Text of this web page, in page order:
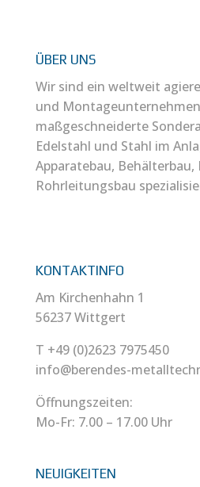
ÜBER UNS
Wir sind ein weltweit
und
maßgeschneiderte
Edelstahl und Stahl im
Apparatebau,
Rohrleitungsbau
KONTAKTINFO
Am Kirchenhahn 1
56237 Wittgert
T +49 (0)2623 7975450
info@berendes-
Öffnungszeiten:
Mo-Fr: 7.00 – 17.00 Uhr
NEUIGKEITEN